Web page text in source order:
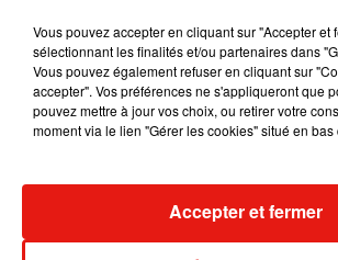
7 août 2026
RÜFÜS DU SOL annonce un nouvel
album après sa tournée mondiale
Vous pouvez accepter en cliquant sur "Accepter et
sélectionnant les finalités et/ou partenaires dans
Vous pouvez également refuser en cliquant sur
accepter". Vos préférences ne s'appliqueront que
pouvez mettre à jour vos choix, ou retirer votre
moment via le lien "Gérer les cookies" situé en
Accepter et fermer